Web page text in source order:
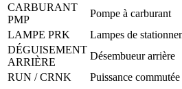
CARBURANT
PMP
Pompe à carburant
LAMPE PRK
Lampes de
DÉGUISEMENT
ARRIÈRE
Désembueur arrière
RUN / CRNK
Puissance commutée